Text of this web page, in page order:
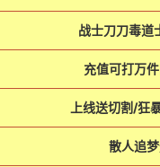
战士刀刀毒道
充值可打万
上线送切割/狂
散人追